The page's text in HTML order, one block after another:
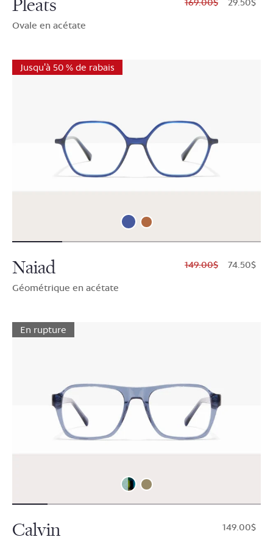
Pleats
Ovale en acétate
$169.00 $29.50
Jusqu'à 50 % de rabais
Naiad
Géométrique en acétate
$149.00 $74.50
En rupture
Calvin $149.00